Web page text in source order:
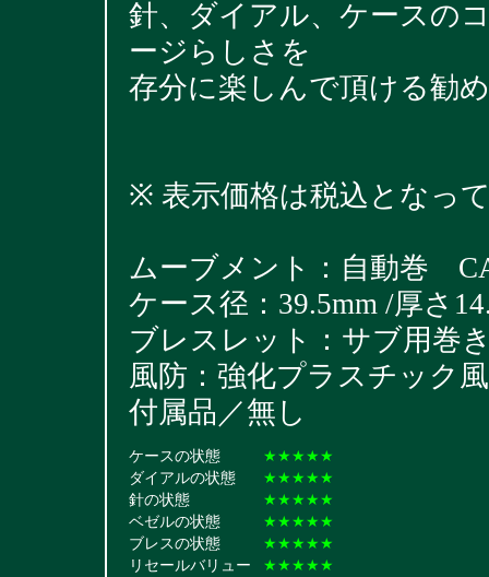
針、ダイアル、ケースの
ージらしさを
存分に楽しんで頂ける勧
※ 表示価格は税込となっ
ムーブメント：自動巻
ケース径：39.5mm /厚さ
ブレスレット：サブ用巻
風防：強化プラスチック
付属品／無し
ケースの状態
★★★★★
ダイアルの状態
★★★★★
針の状態
★★★★★
ベゼルの状態
★★★★★
ブレスの状態
★★★★★
リセールバリュー
★★★★★